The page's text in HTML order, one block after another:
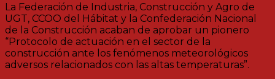
La Federación de Industria, Construcción y Agro de
UGT, CCOO del Hábitat y la Confederación Nacional
de la Construcción acaban de aprobar un pionero
“Protocolo de actuación en el sector de la
construcción ante los fenómenos meteorológicos
adversos relacionados con las altas temperaturas”.